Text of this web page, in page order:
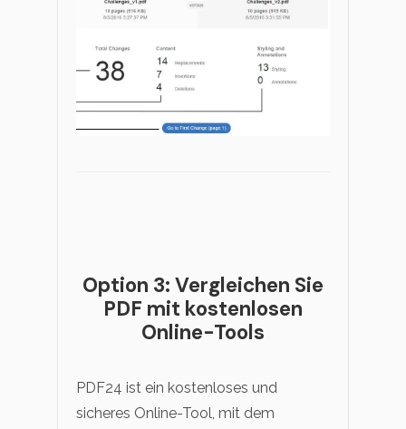
Option 3: Vergleichen Sie
PDF mit kostenlosen
Online-Tools
PDF24 ist ein kostenloses und
sicheres Online-Tool, mit dem